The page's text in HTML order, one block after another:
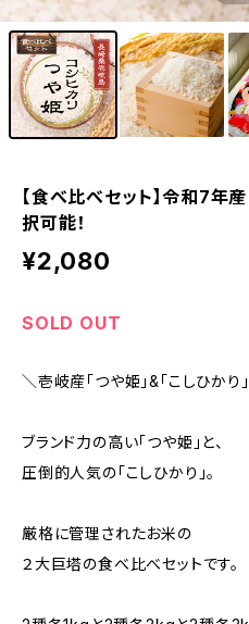
【食べ比べセット】令和7年
択可能！
¥2,080
SOLD OUT
＼壱岐産「つや姫」&「こしひか
ブランド力の高い「つや姫」と、
圧倒的人気の「こしひかり」。
厳格に管理されたお米の
２大巨塔の食べ比べセットです。